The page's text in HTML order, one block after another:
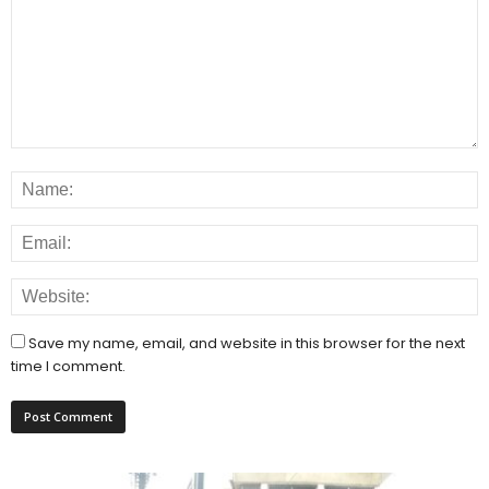
Save my name, email, and website in this browser for the next
time I comment.